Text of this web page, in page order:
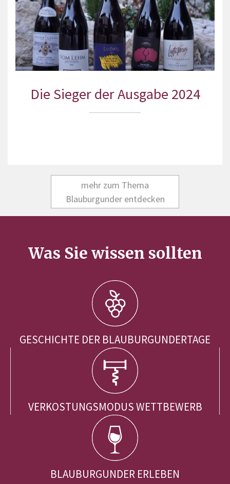
Die Sieger der Ausgabe 2024
mehr zum Thema
Blauburgunder entdecken
Was Sie wissen sollten
GESCHICHTE DER BLAUBURGUNDERTAGE
VERKOSTUNGSMODUS WETTBEWERB
BLAUBURGUNDER ERLEBEN